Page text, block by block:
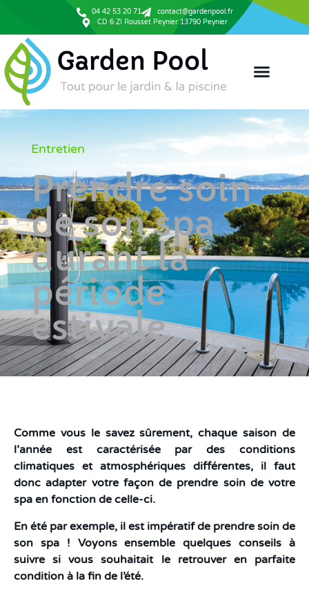
04 42 53 20 71
contact@gardenpool.fr
CD 6 ZI Rousset Peynier 13790 Peynier
Entretien
Prendre soin
de son spa
durant la
période
estivale
Comme vous le savez sûrement, chaque saison de
l’année est caractérisée par des conditions
climatiques et atmosphériques différentes, il faut
donc adapter votre façon de prendre soin de votre
spa en fonction de celle-ci.
En été par exemple, il est impératif de prendre soin de
son spa ! Voyons ensemble quelques conseils à
suivre si vous souhaitait le retrouver en parfaite
condition à la fin de l’été.